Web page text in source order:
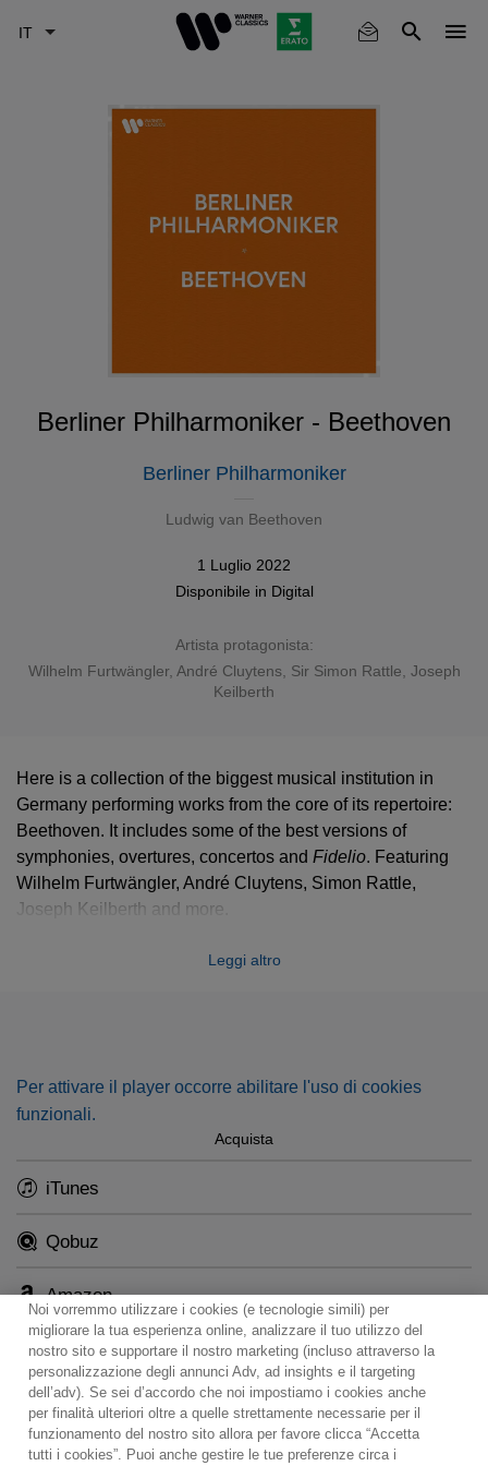
Berliner Philharmoniker - Beethoven
Berliner Philharmoniker
Ludwig van Beethoven
1 Luglio 2022
Disponibile in Digital
Artista protagonista:
Wilhelm Furtwängler, André Cluytens Sir Simon Rattle Joseph
Keilberth
Here is a collection of the biggest musical institution in
Germany performing works from the core of its repertoire:
Beethoven. It includes some of the best versions of
symphonies, overtures, concertos and Fidelio. Featuring
Wilhelm Furtwängler, André Cluytens, Simon Rattle,
Joseph Keilberth and more.
Leggi altro
Per attivare il player occorre abilitare l'uso di cookies
funzionali.
Acquista
iTunes
Qobuz
Amazon
Contact Notiziario
Politica sui cookie
Impostazioni dei cookie
Noi vorremmo utilizzare i cookies (e tecnologie simili) per
migliorare la tua esperienza online, analizzare il tuo utilizzo del
nostro sito e supportare il nostro marketing (incluso attraverso la
personalizzazione degli annunci Adv, ad insights e il targeting
dell’adv). Se sei d’accordo che noi impostiamo i cookies anche
per finalità ulteriori oltre a quelle strettamente necessarie per il
funzionamento del nostro sito allora per favore clicca “Accetta
tutti i cookies”. Puoi anche gestire le tue preferenze circa i